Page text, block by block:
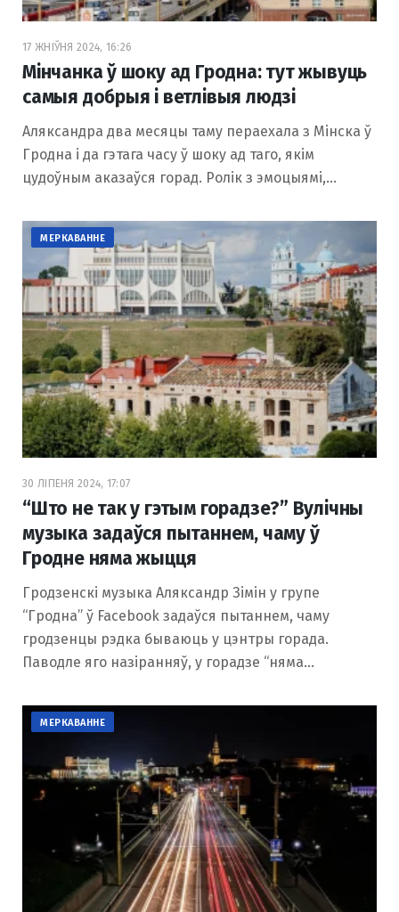
17 ЖНІЎНЯ 2024, 16:26
Мінчанка ў шоку ад Гродна: тут жывуць
самыя добрыя і ветлівыя людзі
Аляксандра два месяцы таму пераехала з Мінска ў
Гродна і да гэтага часу ў шоку ад таго, якім
цудоўным аказаўся горад. Ролік з эмоцыямі,…
МЕРКАВАННЕ
30 ЛІПЕНЯ 2024, 17:07
“Што не так у гэтым горадзе?” Вулічны
музыка задаўся пытаннем, чаму ў
Гродне няма жыцця
Гродзенскі музыка Аляксандр Зімін у групе
“Гродна” ў Facebook задаўся пытаннем, чаму
гродзенцы рэдка бываюць у цэнтры горада.
Паводле яго назіранняў, у горадзе “няма…
МЕРКАВАННЕ